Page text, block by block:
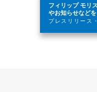
フィリップ モリ
やお知らせなど
プレスリリース